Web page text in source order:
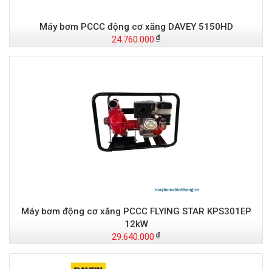
Máy bơm PCCC động cơ xăng DAVEY 5150HD
24.760.000
Máy bơm động cơ xăng PCCC FLYING STAR KPS301EP
12kW
29.640.000